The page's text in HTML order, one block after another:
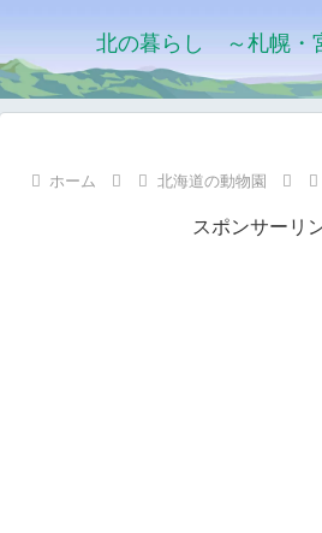
北の暮らし ～札幌・
ホーム 北海道の動物園
スポンサーリ